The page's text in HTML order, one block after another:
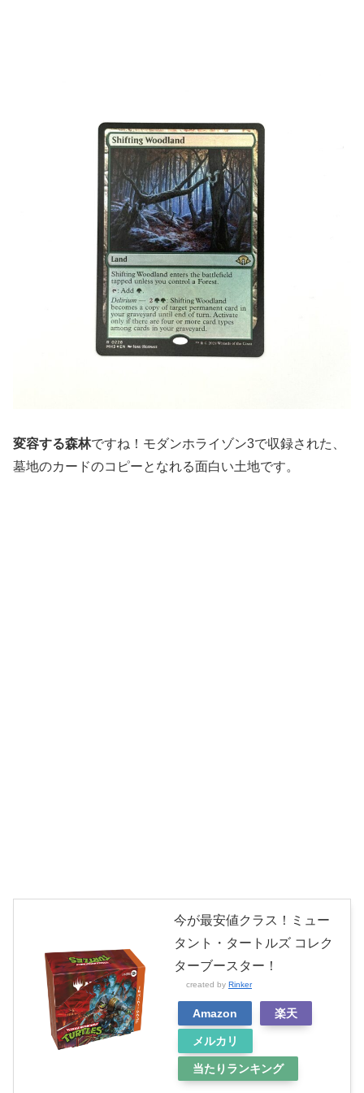
変容する森林ですね！モダンホライゾン3で収録された、
墓地のカードのコピーとなれる面白い土地です。
今が最安値クラス！ミュー
タント・タートルズ コレク
ターブースター！
created by Rinker
Amazon 楽天
メルカリ
当たりランキング